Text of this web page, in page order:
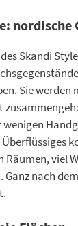
Skandi
Sie werden
Räumen, viel
nach